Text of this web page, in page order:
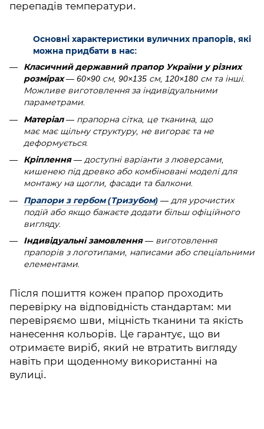
перепадів температури.
Основні характеристики вуличних прапорів, які
можна придбати в нас:
Класичний державний прапор України у різних
розмірах— 60×90 см, 90×135 см, 120×180 см та інші.
Можливе виготовлення за індивідуальними
параметрами.
Матеріал— прапорна сітка, це тканина, що
має має щільну структуру, не вигорає та не
деформується.
Кріплення— доступні варіанти з люверсами,
кишенею під древко або комбіновані моделі для
монтажу на щогли, фасади та балкони.
Прапори з гербом (Тризубом) — для урочистих
подій або якщо бажаєте додати більш офіційного
вигляду.
Індивідуальні замовлення— виготовлення
прапорів з логотипами, написами або спеціальними
елементами.
Після пошиття кожен прапор проходить
перевірку на відповідність стандартам: ми
перевіряємо шви, міцність тканини та якість
нанесення кольорів. Це гарантує, що ви
отримаєте виріб, який не втратить вигляду
навіть при щоденному використанні на
вулиці.